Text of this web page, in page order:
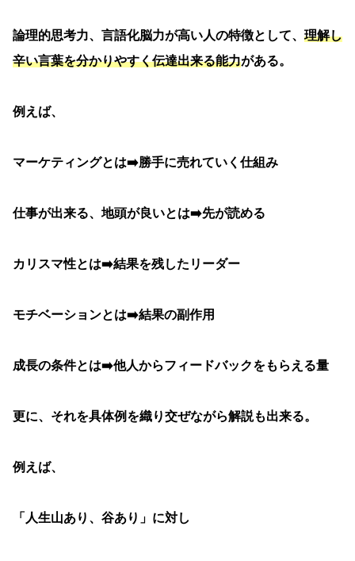
論理的思考力、言語化脳力が高い人の特徴として、 理解し
辛い言葉を分かりやすく伝達出来る能力がある。
例えば、
マーケティングとは➡️勝手に売れていく仕組み
仕事が出来る、地頭が良いとは➡️先が読める
カリスマ性とは➡️結果を残したリーダー
モチベーションとは➡️結果の副作用
成長の条件とは➡️他人からフィードバックをもらえる量
更に、それを具体例を織り交ぜながら解説も出来る。
例えば、
「人生山あり、谷あり」に対し